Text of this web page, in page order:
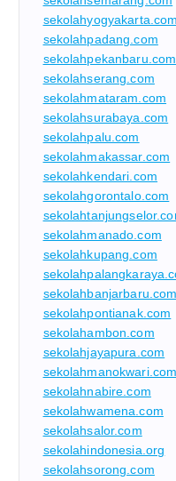
sekolahyogyakarta.com
sekolahpadang.com
sekolahpekanbaru.com
sekolahserang.com
sekolahmataram.com
sekolahsurabaya.com
sekolahpalu.com
sekolahmakassar.com
sekolahkendari.com
sekolahgorontalo.com
sekolahmanado.com
sekolahkupang.com
sekolahbanjarbaru.com
sekolahpontianak.com
sekolahambon.com
sekolahjayapura.com
sekolahmanokwari.com
sekolahnabire.com
sekolahwamena.com
sekolahsalor.com
sekolahindonesia.org
sekolahsorong.com